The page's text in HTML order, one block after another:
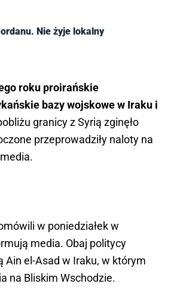
Nie żyje lokalny
roku proirańskie
bazy wojskowe w Iraku i
granicy z Syrią zginęło
przeprowadziły naloty na
w poniedziałek w
media. Obaj politycy
el-Asad w Iraku, w którym
na Bliskim Wschodzie.